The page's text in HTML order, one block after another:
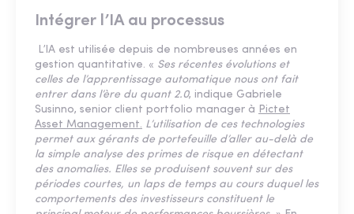
Intégrer l’IA au processus
L’IA est utilisée depuis de nombreuses années en
gestion quantitative. « Ses récentes évolutions et
celles de l’apprentissage automatique nous ont fait
entrer dans l’ère du quant 2.0, indique Gabriele
Susinno, senior client portfolio manager à Pictet
Asset Management. L’utilisation de ces technologies
permet aux gérants de portefeuille d’aller au-delà de
la simple analyse des primes de risque en détectant
des anomalies. Elles se produisent souvent sur des
périodes courtes, un laps de temps au cours duquel les
comportements des investisseurs constituent le